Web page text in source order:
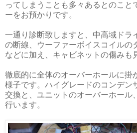
ってしまうことも多々あるとのこと
ーをお預かりです。
一通り診断致しますと、中高域ドラ
の断線、ウーファーボイスコイルの
などに加え、キャビネットの傷みも
徹底的に全体のオーバーホールに掛
様子です。ハイグレードのコンデン
交換と、ユニットのオーバーホール
行います。